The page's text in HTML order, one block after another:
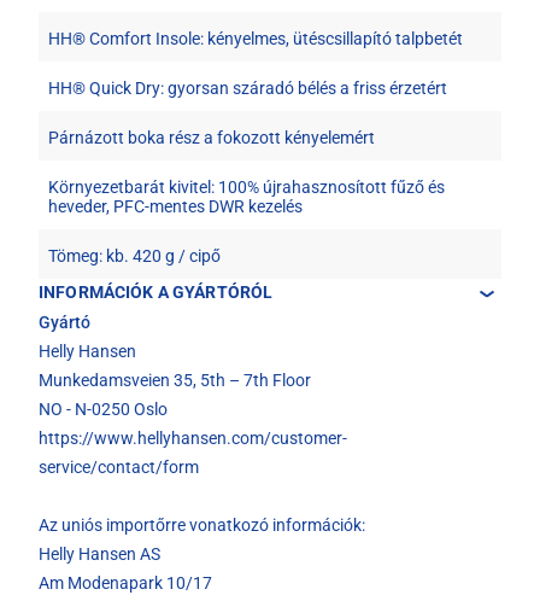
HH® Comfort Insole: kényelmes, ütéscsillapító talpbetét
HH® Quick Dry: gyorsan száradó bélés a friss érzetért
Párnázott boka rész a fokozott kényelemért
Környezetbarát kivitel: 100% újrahasznosított fűző és
heveder, PFC-mentes DWR kezelés
Tömeg: kb. 420 g / cipő
INFORMÁCIÓK A GYÁRTÓRÓL
Gyártó
Helly Hansen
Munkedamsveien 35, 5th – 7th Floor
NO - N-0250 Oslo
https://www.hellyhansen.com/customer-
service/contact/form
Az uniós importőrre vonatkozó információk:
Helly Hansen AS
Am Modenapark 10/17